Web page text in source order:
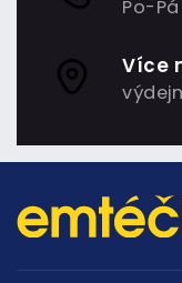
Po-
Více